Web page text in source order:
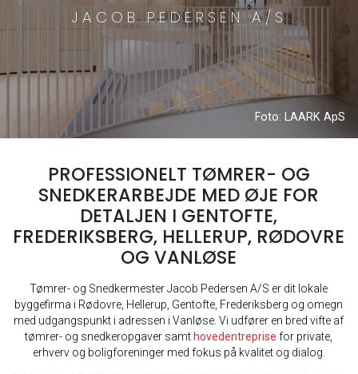
JACOB PEDERSEN A/S
PROFESSIONELT TØMRER- OG
SNEDKERARBEJDE MED ØJE FOR
DETALJEN I GENTOFTE,
FREDERIKSBERG, HELLERUP, RØDOVRE
OG VANLØSE
Tømrer- og Snedkermester Jacob Pedersen A/S er dit lokale
byggefirma i Rødovre, Hellerup, Gentofte, Frederiksberg og omegn
med udgangspunkt i adressen i Vanløse. Vi udfører en bred vifte af
tømrer- og snedkeropgaver samt hovedentreprise for private,
erhverv og boligforeninger med fokus på kvalitet og dialog.